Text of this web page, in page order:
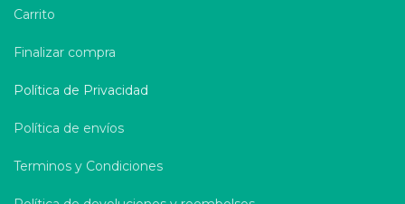
Carrito
Finalizar compra
Política de Privacidad
Política de envíos
Terminos y Condiciones